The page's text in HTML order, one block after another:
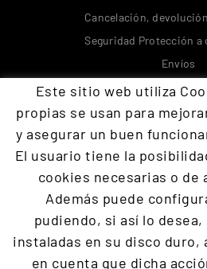
Cancelación,
Seguridad Protección a
Envíos
Contacta con
+34 609
Programación Defensa
Presencial Packs y ofertas
Este sitio web utiliza
propias se usan para
y asegurar un buen
El usuario tiene la
cookies necesarias o de
Además puede
pudiendo, si así lo
instaladas en su disco duro,
en cuenta que dicha